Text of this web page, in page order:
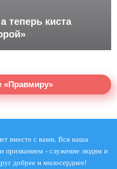
теперь киста
«Правмиру»
вместе с вами. Вся наша
призванием - служение людям и
добрее и милосерднее!